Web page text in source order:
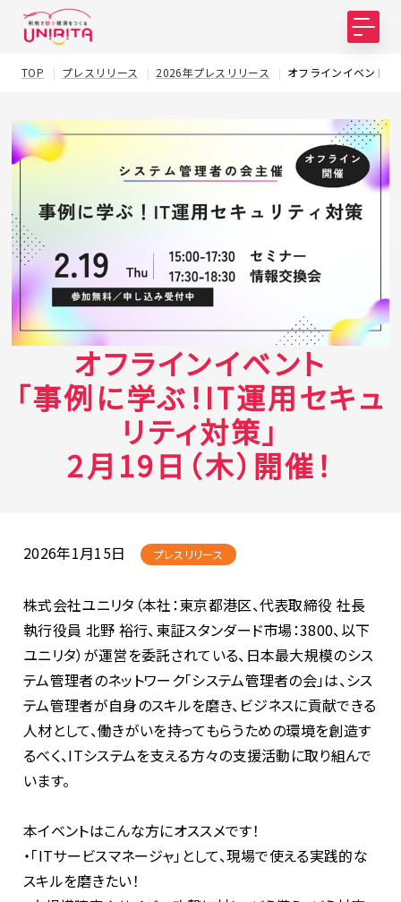
TOP プレスリリース 2026年プレスリリース オフラインイベント
オフラインイベント
「事例に学ぶ！IT運用セキュ
リティ対策」
2月19日（木）開催！
2026年1月15日 プレスリリース
株式会社ユニリタ（本社：東京都港区、代表取締役 社長
執行役員 北野 裕行、東証スタンダード市場：3800、以下
ユニリタ）が運営を委託されている、日本最大規模のシス
テム管理者のネットワーク「システム管理者の会」は、シス
テム管理者が自身のスキルを磨き、ビジネスに貢献できる
人材として、働きがいを持ってもらうための環境を創造す
るべく、ITシステムを支える方々の支援活動に取り組んで
います。
本イベントはこんな方にオススメです！
・「ITサービスマネージャ」として、現場で使える実践的な
スキルを磨きたい！